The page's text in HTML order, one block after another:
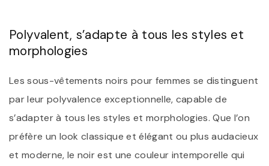
Polyvalent, s’adapte à tous les styles et
morphologies
Les sous-vêtements noirs pour femmes se distinguent
par leur polyvalence exceptionnelle, capable de
s’adapter à tous les styles et morphologies. Que l’on
préfère un look classique et élégant ou plus audacieux
et moderne, le noir est une couleur intemporelle qui